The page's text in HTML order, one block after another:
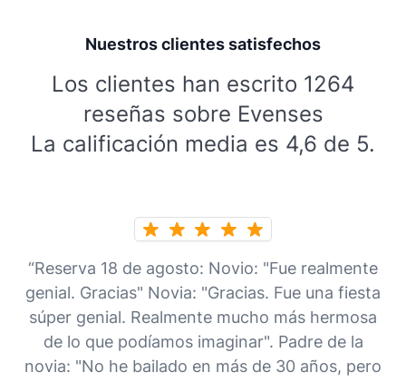
Nuestros clientes satisfechos
Los clientes han escrito 1264
reseñas sobre Evenses
La calificación media es 4,6 de 5.
“Reserva 18 de agosto: Novio: "Fue realmente
genial. Gracias" Novia: "Gracias. Fue una fiesta
súper genial. Realmente mucho más hermosa
de lo que podíamos imaginar". Padre de la
novia: "No he bailado en más de 30 años, pero